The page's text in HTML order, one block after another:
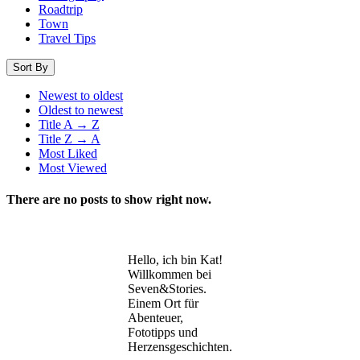
Roadtrip
Town
Travel Tips
Sort By
Newest to oldest
Oldest to newest
Title A → Z
Title Z → A
Most Liked
Most Viewed
There are no posts to show right now.
Hello, ich bin Kat!
Willkommen bei
Seven&Stories.
Einem Ort für
Abenteuer,
Fototipps und
Herzensgeschichten.